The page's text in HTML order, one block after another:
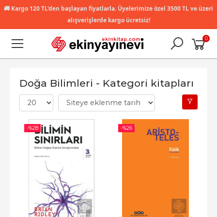
🚚 Kargo 120 TL'den başlayan fiyatlarla. Üyelerimize özel 3500 TL ve üzeri
alışverişlerde kargo ücretsiz!
0
Doğa Bilimleri - Kategori kitapları
-%28 -%26